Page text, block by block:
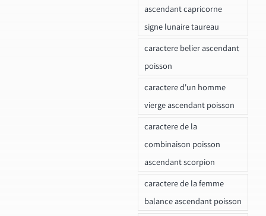
ascendant capricorne
signe lunaire taureau
caractere belier ascendant
poisson
caractere d'un homme
vierge ascendant poisson
caractere de la
combinaison poisson
ascendant scorpion
caractere de la femme
balance ascendant poisson